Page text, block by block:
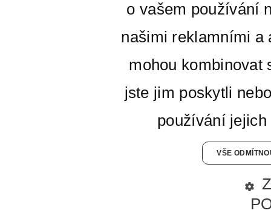
o vašem používání
našimi reklamními a
mohou kombinovat
jste jim poskytli
používání
VŠE